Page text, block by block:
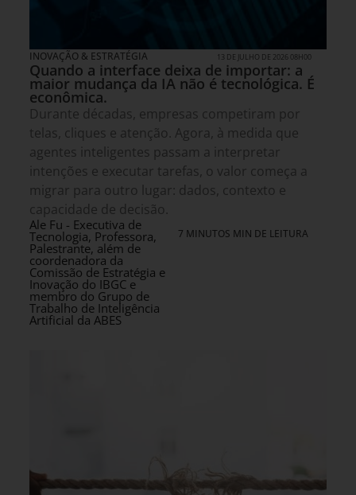
INOVAÇÃO & ESTRATÉGIA 13 DE JULHO DE 2026 08H00
Quando a interface deixa de importar: a
maior mudança da IA não é tecnológica. É
econômica.
Durante décadas, empresas competiram por
telas, cliques e atenção. Agora, à medida que
agentes inteligentes passam a interpretar
intenções e executar tarefas, o valor começa a
migrar para outro lugar: dados, contexto e
capacidade de decisão.
Ale Fu - Executiva de
Tecnologia, Professora,
Palestrante, além de
coordenadora da
Comissão de Estratégia e
Inovação do IBGC e
membro do Grupo de
Trabalho de Inteligência
Artificial da ABES
7 MINUTOS MIN DE LEITURA